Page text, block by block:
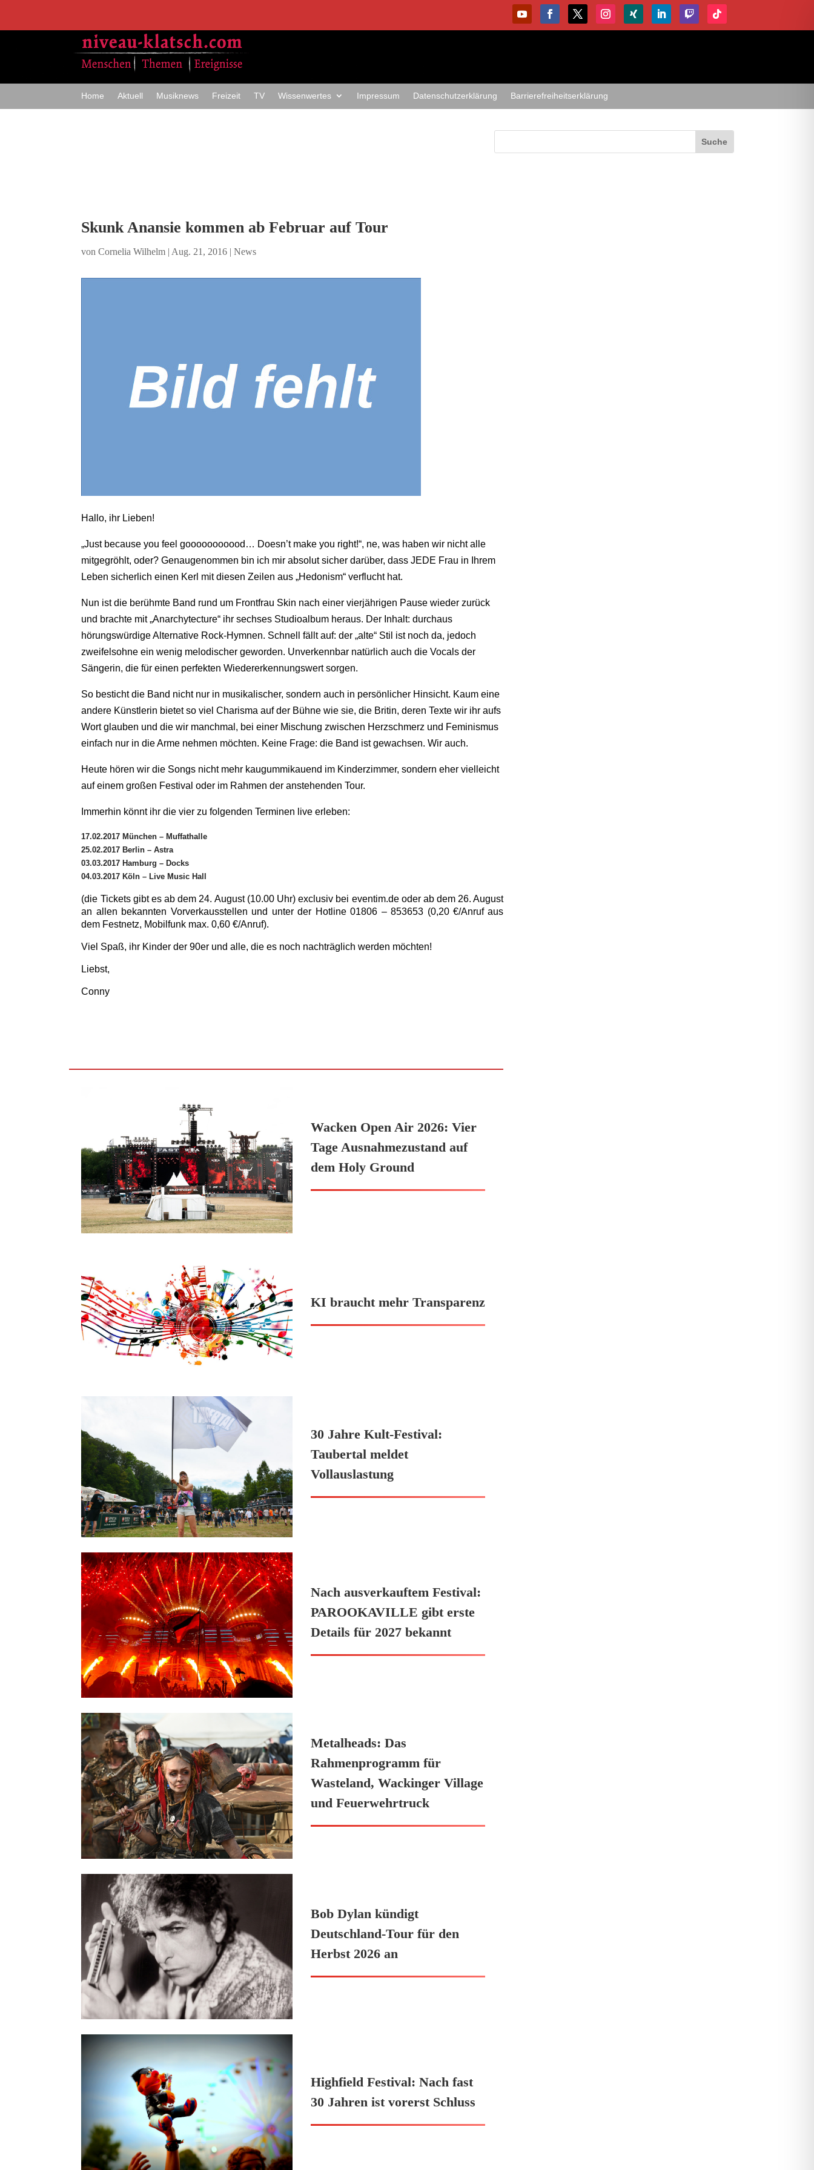
Home Aktuell Musiknews Freizeit TV Wissenwertes Impressum Datenschutzerklärung Barrierefreiheitserklärung
Skunk Anansie kommen ab Februar auf Tour
vonCornelia Wilhelm | Aug. 21, 2016 |News
Hallo, ihr Lieben!
„Just because you feel gooooooooood… Doesn’t make you right!“, ne, was haben wir nicht alle
mitgegröhlt, oder? Genaugenommen bin ich mir absolut sicher darüber, dass JEDE Frau in Ihrem
Leben sicherlich einen Kerl mit diesen Zeilen aus „Hedonism“ verflucht hat.
Nun ist die berühmte Band rund um Frontfrau Skin nach einer vierjährigen Pause wieder zurück
und brachte mit „Anarchytecture“ ihr sechses Studioalbum heraus. Der Inhalt: durchaus
hörungswürdige Alternative Rock-Hymnen. Schnell fällt auf: der „alte“ Stil ist noch da, jedoch
zweifelsohne ein wenig melodischer geworden. Unverkennbar natürlich auch die Vocals der
Sängerin, die für einen perfekten Wiedererkennungswert sorgen.
So besticht die Band nicht nur in musikalischer, sondern auch in persönlicher Hinsicht. Kaum eine
andere Künstlerin bietet so viel Charisma auf der Bühne wie sie, die Britin, deren Texte wir ihr aufs
Wort glauben und die wir manchmal, bei einer Mischung zwischen Herzschmerz und Feminismus
einfach nur in die Arme nehmen möchten. Keine Frage: die Band ist gewachsen. Wir auch.
Heute hören wir die Songs nicht mehr kaugummikauend im Kinderzimmer, sondern eher vielleicht
auf einem großen Festival oder im Rahmen der anstehenden Tour.
Immerhin könnt ihr die vier zu folgenden Terminen live erleben:
17.02.2017 München – Muffathalle
25.02.2017 Berlin – Astra
03.03.2017 Hamburg – Docks
04.03.2017 Köln – Live Music Hall
(die Tickets gibt es ab dem 24. August (10.00 Uhr) exclusiv bei eventim.de oder ab dem 26. August
an allen bekannten Vorverkausstellen und unter der Hotline 01806 – 853653 (0,20 €/Anruf aus
dem Festnetz, Mobilfunk max. 0,60 €/Anruf).
Viel Spaß, ihr Kinder der 90er und alle, die es noch nachträglich werden möchten!
Liebst,
Conny
Wacken Open Air 2026: Vier
Tage Ausnahmezustand auf
dem Holy Ground
KI braucht mehr Transparenz
30 Jahre Kult-Festival:
Taubertal meldet
Vollauslastung
Nach ausverkauftem Festival:
PAROOKAVILLE gibt erste
Details für 2027 bekannt
Metalheads: Das
Rahmenprogramm für
Wasteland, Wackinger Village
und Feuerwehrtruck
Bob Dylan kündigt
Deutschland-Tour für den
Herbst 2026 an
Highfield Festival: Nach fast
30 Jahren ist vorerst Schluss